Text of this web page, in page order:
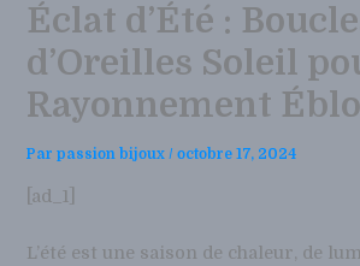
Éclat d’Été :
d’Oreilles Soleil
Rayonnement
Parpassion bijoux/octobre 17, 2024
[ad_1]
L’été est une saison de chaleur, de